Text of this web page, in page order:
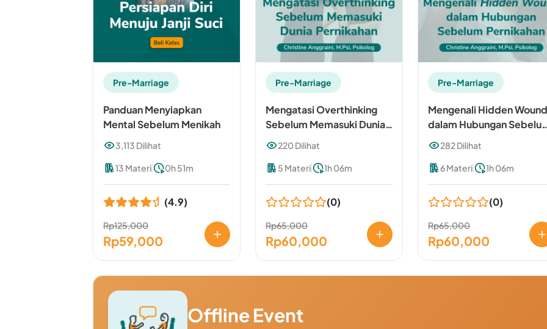
Pre-Marriage
Panduan Menyiapkan
Mental Sebelum Menikah
3,113 Dilihat
13 Materi 0h 51m
(4.9)
Rp125,000
Rp59,000
Pre-Marriage
Mengatasi Overthinking
Sebelum Memasuki Dunia
Pernikahan
220 Dilihat
5 Materi 1h 06m
(0)
Rp65,000
Rp60,000
Pre-Marriage
Mengenali Hidden Wound
dalam Hubungan
Pernikahan
282 Dilihat
6 Materi 1h 06m
(0)
Rp65,000
Rp60,000
Offline Event